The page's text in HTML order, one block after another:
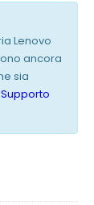
Lenovo
ancora
sia
Supporto